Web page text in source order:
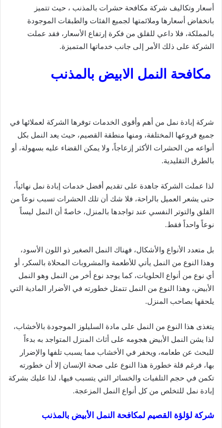
أسعار وتكاليف شركة مكافحة حشرات بالمذنب ، حيث تتميز
بانخفاض أسعارها وملائمتها لجميع الفئات والطبقات الموجودة
بالمملكة، فلا داعي للقلق من فكرة إرتفاع الأسعار، فقد عملت
الشركة على ذلك الأمر إلى جانب خدماتها المتميزة.
مكافحة النمل الابيض بالمذنب
شركة إبادة نمل من أهم وأقوى الخدمات توفرها الشركة لعملائها في
جميع فروعها المختلفة، ومنها منطقة القصيم، حيث يعد النمل بكل
أنواعه من الحشرات الأكثر إزعاجاً، ولا يمكن القضاء عليه بسهولة، أو
بالطرق التقليدية.
لذا عملت الشركة جاهدة على تقديم أفضل خدمات إبادة نمل نهائياً،
حتى يشعر العميل بالراحة، فلا شك أن تلك الحشرات تسبب نوعاً من
القلق والتوتر النفسي عند تواجدها بالمنزل، خاصةً أن النمل ليساً
نوعاً واحداً فقط.
بل متعدد الأنواع والأشكال، فهناك النمل الصغير ذو اللون الأسود،
وهذا النوع من النمل يأتي للأطعمة والمشروبات المحلاة بالسكر، أو
أي نوع من أنواع الحلويات، كما يوجد نوع أخر من النمل وهو النمل
الأبيض، وهذا النوع من النمل تتمثل خطورته في الأضرار المادية التي
يلحقها بصاحب المنزل.
يتغذى هذا النوع من النمل على مادة السليلوز الموجودة بالأخشاب،
لذا يشن النمل الأبيض هجومه على أثاث المنزل المتواجد به بدءاً
للبحث عن طعامه، ويحفر في الأخشاب مما يسبب تلفها والإضرار
بها، فرغم قلة خطورة هذا النوع على صحة الإنسان إلا أن خطورته
تكمن في حجم التلفيات والخسائر التي يتسبب فيها، لذا عليك بشركة
إبادة نمل للتخلص من كل أنواع النمل المزعجة.
شركة لؤلؤة القصيم لمكافحة النمل الأبيض بالمذنب